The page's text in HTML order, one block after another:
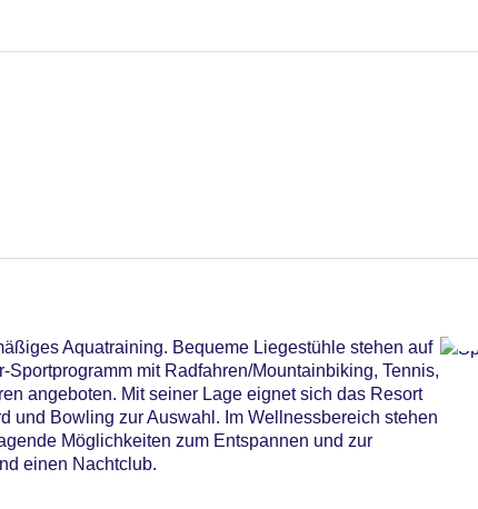
Aquatraining. Bequeme Liegestühle stehen auf
mit Radfahren/Mountainbiking, Tennis,
angeboten. Mit seiner Lage eignet sich das Resort
und Bowling zur Auswahl. Im Wellnessbereich stehen
Möglichkeiten zum Entspannen und zur
einen Nachtclub.